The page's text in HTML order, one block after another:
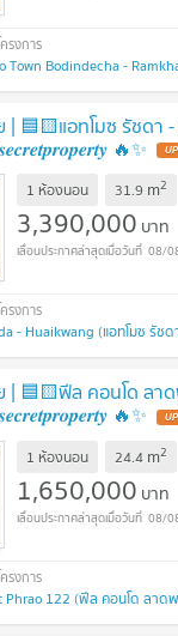
| 🟦🟨แอทโมซ รัชดา
🔥✨
1 ห้องนอน 31.9 m2
3,390,000 บาท
08/
- Huaikwang (แอทโมซ รัช
| 🟦🟨ฟีล คอนโด ลา
🔥✨
1 ห้องนอน 24.4 m2
1,650,000 บาท
08/
Phrao 122 (ฟีล คอนโด ลาด